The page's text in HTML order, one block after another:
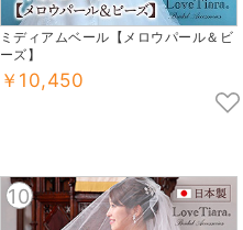
ミディアムベール【メロウパール＆ビ
ーズ】
￥10,450
10